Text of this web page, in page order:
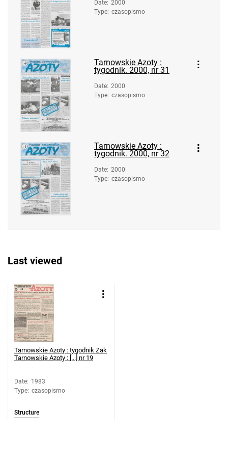
Tarnowskie Azoty : tygodnik Zakładów
Azotowych im. Feliksa Dzierżyńskiego
w Tarnowie. 1983, nr 18
Zakładów Azotowych im. Feliksa
Dzierżyńskiego w Tarnowie. 1983, nr 19
Tarnowskie Azoty : tygodnik Zakładów
Azotowych im. Feliksa Dzierżyńskiego
w Tarnowie. 1983, nr 20
Tarnowskie Azoty : tygodnik Zakładów
Azotowych im. Feliksa Dzierżyńskiego
w Tarnowie. 1983, nr 21
Tarnowskie Azoty : tygodnik Zakładów
Azotowych im. Feliksa Dzierżyńskiego
w Tarnowie. 1983, nr 22
Tarnowskie Azoty : tygodnik Zakładów
Azotowych im. Feliksa Dzierżyńskiego
Tarnowskie Azoty : tygodnik Zakładów
Azotowych im. Feliksa Dzierżyńskiego
w Tarnowie. 1983, nr 25
Tarnowskie Azoty : tygodnik Zakładów
Azotowych im. Feliksa Dzierżyńskiego
w Tarnowie. 1983, nr 26
Azotowych im. Feliksa Dzierżyńskiego
w Tarnowie. 1983, nr 27
Date: 2000
Type: czasopismo
Tarnowskie Azoty :
tygodnik. 2000, nr 31
Date: 2000
Type: czasopismo
Tarnowskie Azoty :
tygodnik. 2000, nr 32
Date: 2000
Type: czasopismo
Last viewed
Tarnowskie Azoty : tygodnik Zak
Tarnowskie Azoty : [...] nr 19
Date: 1983
Type: czasopismo
Structure